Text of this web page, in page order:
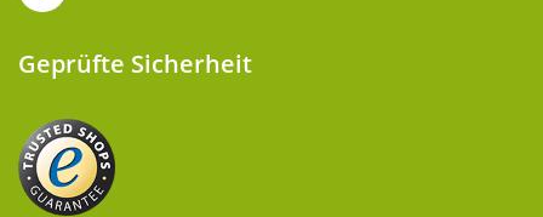
Geprüfte Sicherheit